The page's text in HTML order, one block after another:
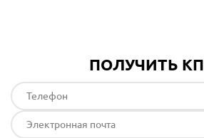
ПОЛУЧИТЬ КП